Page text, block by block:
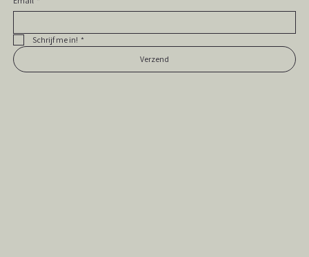
Schrijf me in! *
Verzend